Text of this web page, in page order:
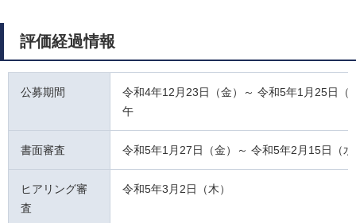
評価経過情報
公募期間
令和4年12月23日（金）～ 令和5年1月25日（
午
書面審査 令和5年1月27日（金）～ 令和5年2月15日（
ヒアリング審
査
令和5年3月2日（木）